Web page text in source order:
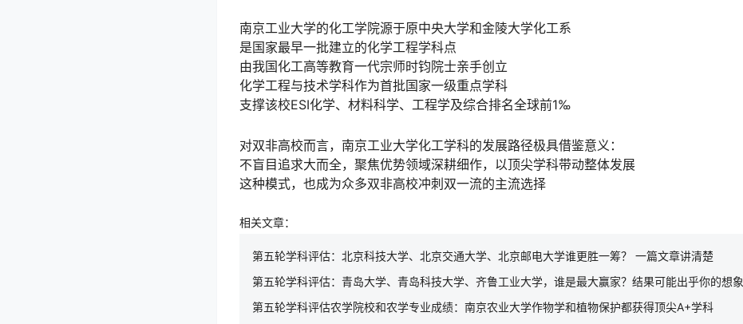
南京工业大学的化工学院源于原中央大学和金陵大学化工系
是国家最早一批建立的化学工程学科点
由我国化工高等教育一代宗师时钧院士亲手创立
化学工程与技术学科作为首批国家一级重点学科
支撑该校ESI化学、材料科学、工程学及综合排名全球前1‰
对双非高校而言，南京工业大学化工学科的发展路径极具借鉴意义：
不盲目追求大而全，聚焦优势领域深耕细作，以顶尖学科带动整体发展
这种模式，也成为众多双非高校冲刺双一流的主流选择
相关文章：
第五轮学科评估：北京科技大学、北京交通大学、北京邮电大学谁更胜一筹？ 一篇文章讲清楚
第五轮学科评估：青岛大学、青岛科技大学、齐鲁工业大学，谁是最大赢家？结果可能出乎你的想象
第五轮学科评估农学院校和农学专业成绩：南京农业大学作物学和植物保护都获得顶尖A+学科